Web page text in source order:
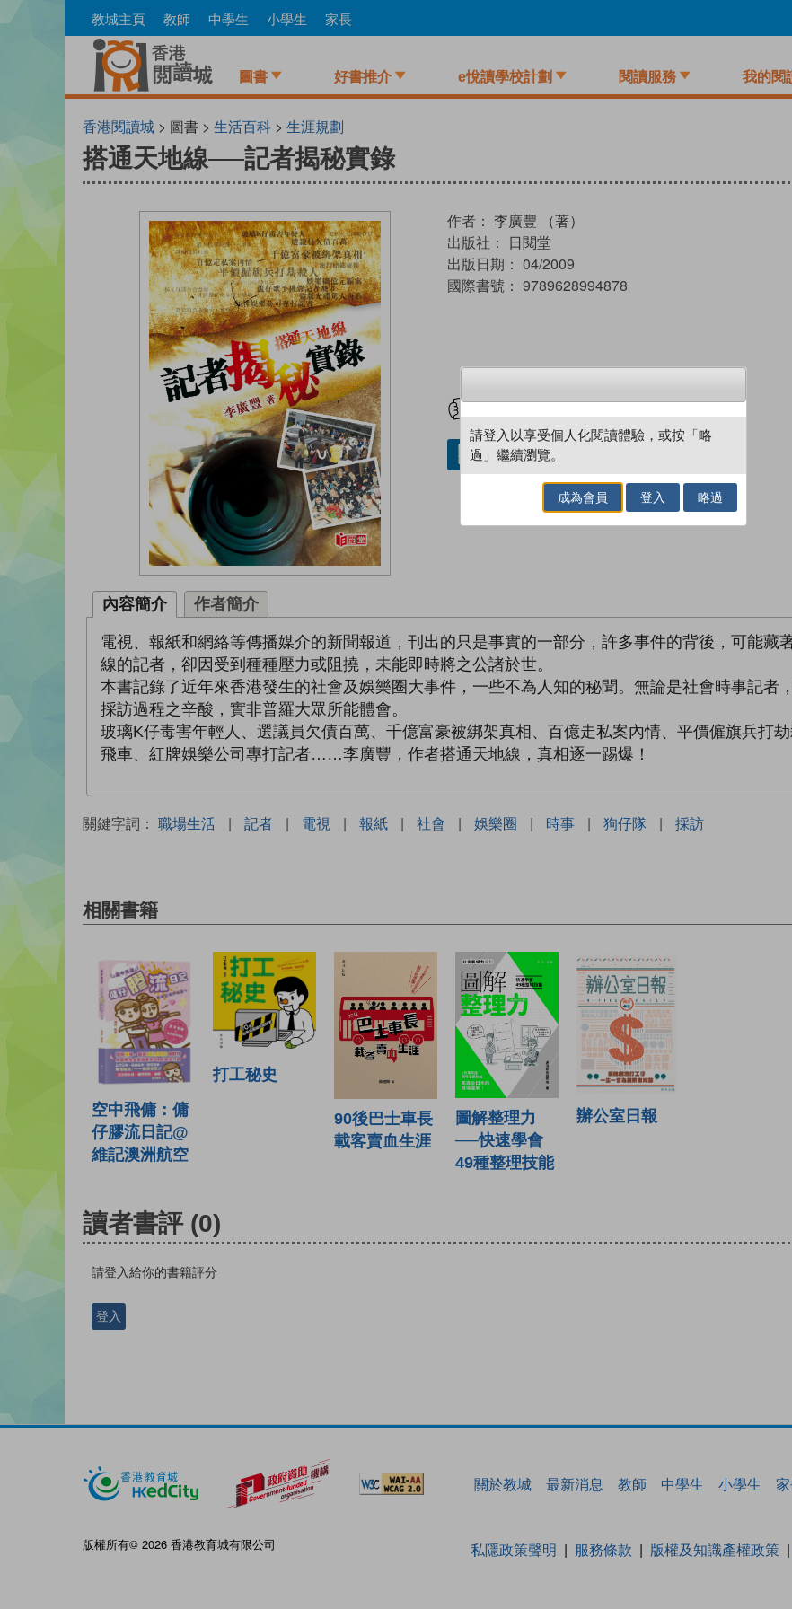
to
教城主頁 教師 中學生 小學生 家長
圖書 好書推介 e悅讀學校計劃 閱讀服務 我的閱
香港閱讀城 > 圖書 > 生活百科 > 生涯規劃
搭通天地線──記者揭秘實錄
作者： 李廣豐 （著）
出版社： 日閱堂
出版日期： 04/2009
國際書號： 9789628994878
借閱實體書
內容簡介 作者簡介
電視、報紙和網絡等傳播媒介的新聞報道，刊出的只是事實的一部分，許多事件的背後，可能藏
線的記者，卻因受到種種壓力或阻撓，未能即時將之公諸於世。
本書記錄了近年來香港發生的社會及娛樂圈大事件，一些不為人知的秘聞。無論是社會時事記者
採訪過程之辛酸，實非普羅大眾所能體會。
玻璃K仔毒害年輕人、選議員欠債百萬、千億富豪被綁架真相、百億走私案內情、平價僱旗兵打
飛車、紅牌娛樂公司專打記者……李廣豐，作者搭通天地線，真相逐一踢爆！
關鍵字詞： 職場生活 | 記者 | 電視 | 報紙 | 社會 | 娛樂圈 | 時事 | 狗仔隊 | 採訪
相關書籍
空中飛傭：傭
仔膠流日記@
維記澳洲航空
打工秘史
90後巴士車長
載客賣血生涯
圖解整理力
──快速學會
49種整理技能
辦公室日報
讀者書評 (0)
請登入給你的書籍評分
登入
關於教城 最新消息 教師 中學生 小學生
版權所有© 2026 香港教育城有限公司 私隱政策聲明 服務條款 版權及知識產權政策
請登入以享受個人化閱讀體驗，或按「略
過」繼續瀏覽。
成為會員 登入 略過